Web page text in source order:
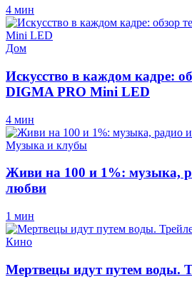
4 мин
Дом
Искусство в каждом кадре:
DIGMA PRO Mini LED
4 мин
Музыка и клубы
Живи на 100 и 1%: музыка,
любви
1 мин
Кино
Мертвецы идут путем воды.